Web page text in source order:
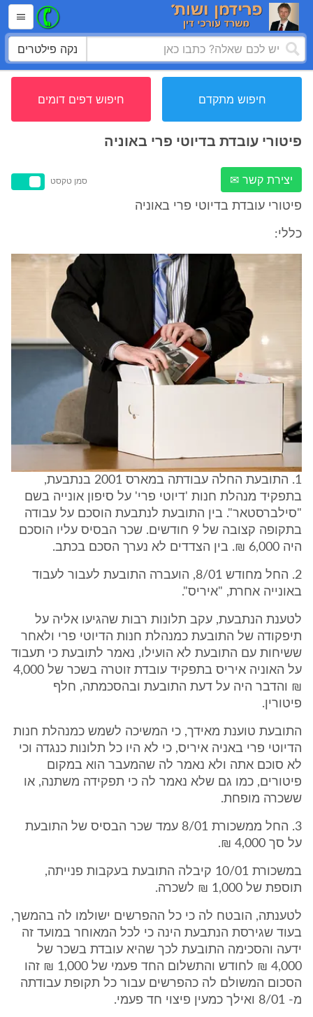
נקה פילטרים
חיפוש מתקדם חיפוש דפים דומים
פיטורי עובדת בדיוטי פרי באוניה
יצירת קשר ✉ סמן טקסט
פיטורי עובדת בדיוטי פרי באוניה
כללי:
1. התובעת החלה עבודתה במארס 2001 בנתבעת,
בתפקיד מנהלת חנות 'דיוטי פרי' על סיפון אונייה בשם
"סילברסטאר". בין התובעת לנתבעת הוסכם על עבודה
בתקופה קצובה של 9 חודשים. שכר הבסיס עליו הוסכם
היה 6,000 ₪. בין הצדדים לא נערך הסכם בכתב.
2. החל מחודש 8/01, הועברה התובעת לעבור לעבוד
באונייה אחרת, "איריס".
לטענת הנתבעת, עקב תלונות רבות שהגיעו אליה על
תיפקודה של התובעת כמנהלת חנות הדיוטי פרי ולאחר
ששיחות עם התובעת לא הועילו, נאמר לתובעת כי תעבוד
על האוניה איריס בתפקיד עובדת זוטרה בשכר של 4,000
₪ והדבר היה על דעת התובעת ובהסכמתה, חלף
פיטורין.
התובעת טוענת מאידך, כי המשיכה לשמש כמנהלת חנות
הדיוטי פרי באניה איריס, כי לא היו כל תלונות כנגדה וכי
לא סוכם אתה ולא נאמר לה שהמעבר הוא במקום
פיטורים, כמו גם שלא נאמר לה כי תפקידה משתנה, או
ששכרה מופחת.
3. החל ממשכורת 8/01 עמד שכר הבסיס של התובעת
על סך 4,000 ₪.
במשכורת 10/01 קיבלה התובעת בעקבות פנייתה,
תוספת של 1,000 ₪ לשכרה.
לטענתה, הובטח לה כי כל ההפרשים ישולמו לה בהמשך,
בעוד שגירסת הנתבעת הינה כי לכל המאוחר במועד זה
ידעה והסכימה התובעת לכך שהיא עובדת בשכר של
4,000 ₪ לחודש והתשלום החד פעמי של 1,000 ₪ זהו
הסכום המשולם לה כהפרשים עבור כל תקופת עבודתה
מ- 8/01 ואילך כמעין פיצוי חד פעמי.